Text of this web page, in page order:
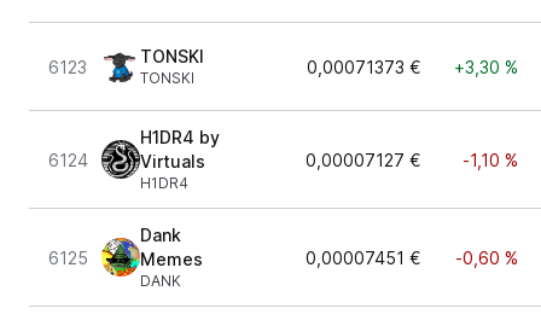
6123
TONSKI
TONSKI
0,00071373 € +3,30 %
6124
H1DR4 by
Virtuals
H1DR4
0,00007127 € -1,10 %
6125
Dank
Memes
DANK
0,00007451 € -0,60 %